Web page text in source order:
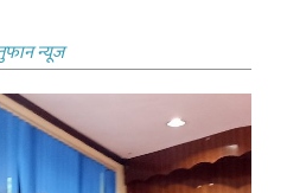
न्यूज